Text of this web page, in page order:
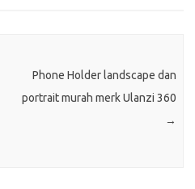
Phone Holder landscape dan
portrait murah merk Ulanzi 360
→